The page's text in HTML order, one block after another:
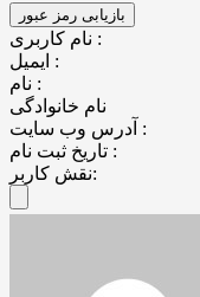
نام کاربری :
ایمیل :
نام :
نام خانوادگی
آدرس وب سایت :
تاریخ ثبت نام :
نقش کاربر: